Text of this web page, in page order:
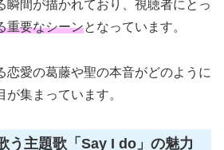
瞬間が描かれており、視聴者にとっ
重要なシーンとなっています。
恋愛の葛藤や聖の本音がどのように
集まっています。
う主題歌「Say I do」の魅力